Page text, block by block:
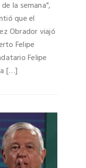
la semana”,
que el
Obrador viajó
Felipe
Felipe
[…]